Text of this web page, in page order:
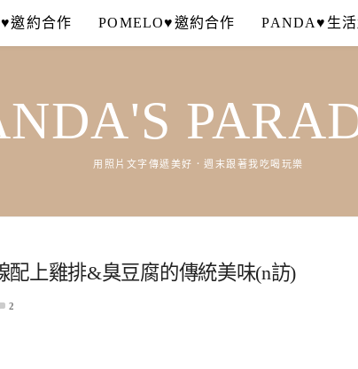
邀約合作 POMELO♥邀約合作 PANDA♥生
用照片文字傳遞美好．週末跟著我吃喝玩樂
上雞排&臭豆腐的傳統美味(n訪)
2